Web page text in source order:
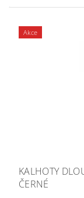
Akce
KALHOTY
ČERNÉ